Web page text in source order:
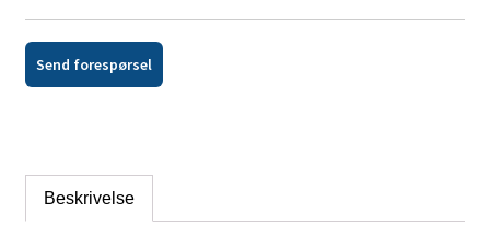
Send forespørsel
Beskrivelse